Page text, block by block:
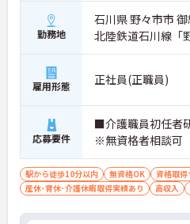
勤務地
石川県 野々市市
北陸鉄道石川線「
雇用形態 正社員(正職員)
応募要件
■介護職員初任者
※無資格者相談可
駅から徒歩10分以内 無資格OK 資格取得
産休･育休･介護休暇取得実績あり
高収入